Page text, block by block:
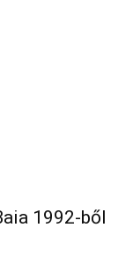
1992-ből